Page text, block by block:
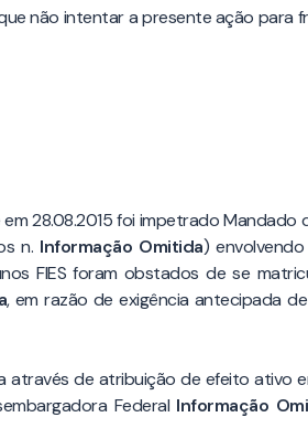
não intentar a presente ação para
28.08.2015 foi impetrado Mandado
n. Informação Omitida)
FIES foram obstados de se
, em razão de exigência antecipada
através de atribuição de efeito ativo
Federal Informação